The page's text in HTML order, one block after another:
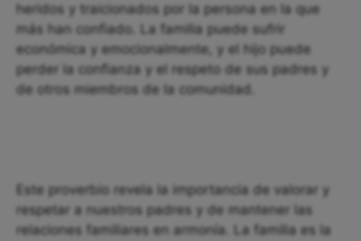
heridos y traicionados por la persona en la que
más han confiado. La familia puede sufrir
económica y emocionalmente, y el hijo puede
perder la confianza y el respeto de sus padres y
de otros miembros de la comunidad.
Este proverbio revela la importancia de valorar y
respetar a nuestros padres y de mantener las
relaciones familiares en armonía. La familia es la